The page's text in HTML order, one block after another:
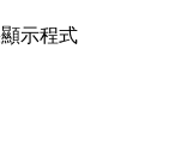
示程式